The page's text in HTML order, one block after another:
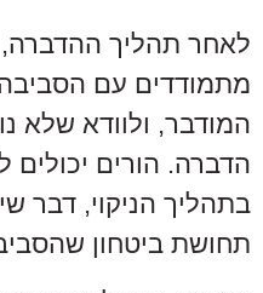
לאחר תהליך ההדברה,
מתמודדים עם
המודבר, ולוודא שלא
הדברה. הורים יכולים
בתהליך הניקוי, דבר
תחושת ביטחון